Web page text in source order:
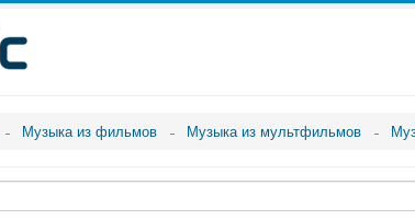
Музыка из фильмов Музыка из мультфильмов